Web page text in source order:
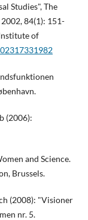
Studies", The
84(1): 151-
of
(2006):
and Science.
Brussels.
(2008): "Visioner
nr. 5.